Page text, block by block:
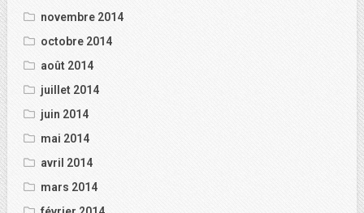
novembre 2014
octobre 2014
août 2014
juillet 2014
juin 2014
mai 2014
avril 2014
mars 2014